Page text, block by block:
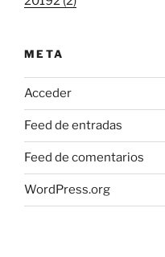
META
Acceder
Feed de entradas
Feed de comentarios
WordPress.org